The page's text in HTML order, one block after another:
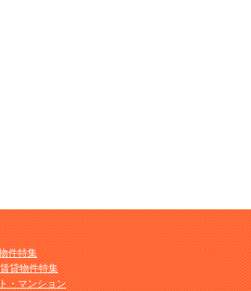
件特集
貸物件特集
・マンション